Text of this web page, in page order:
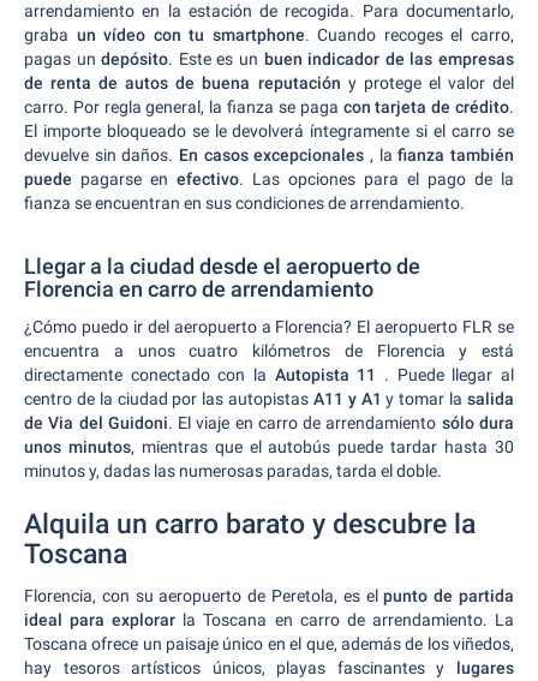
arrendamiento en la estación de recogida. Para documentarlo,
graba un vídeo con tu smartphone. Cuando recoges el carro,
pagas undepósito. Este es un buen indicador de las empresas
de renta de autos de buena reputación y protege el valor del
carro. Por regla general, la fianza se paga con tarjeta de crédito.
El importe bloqueado se le devolverá íntegramente si el carro se
devuelve sin daños. En casos excepcionales , lafianza también
puede pagarse en efectivo. Las opciones para el pago de la
fianza se encuentran en sus condiciones de arrendamiento.
Llegar a la ciudad desde el aeropuerto de
Florencia en carro de arrendamiento
¿Cómo puedo ir del aeropuerto a Florencia? El aeropuerto FLR se
encuentra a unos cuatro kilómetros de Florencia y está
directamente conectado con la Autopista 11 . Puede llegar al
centro de la ciudad por las autopistas A11 y A1 y tomar lasalida
de Via del Guidoni. El viaje en carro de arrendamiento sólo dura
unos minutos, mientras que el autobús puede tardar hasta 30
minutos y, dadas las numerosas paradas, tarda el doble.
Alquila un carro barato y descubre la
Toscana
Florencia, con su aeropuerto de Peretola, es elpunto de partida
ideal para explorar la Toscana en carro de arrendamiento. La
Toscana ofrece un paisaje único en el que, además de los viñedos,
hay tesoros artísticos únicos, playas fascinantes y lugares